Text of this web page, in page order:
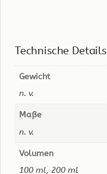
Technische Details
Gewicht
n. v.
Maße
n. v.
Volumen
100 ml, 200 ml